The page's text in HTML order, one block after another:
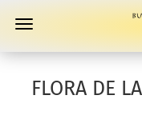
FLORA DE